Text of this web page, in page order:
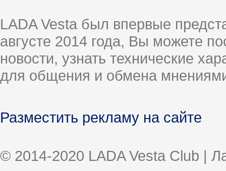
LADA Vesta был впервые
августе 2014 года, Вы можете
новости, узнать технические
для общения и обмена
Разместить рекламу на сайте
© 2014-2020 LADA Vesta Club |